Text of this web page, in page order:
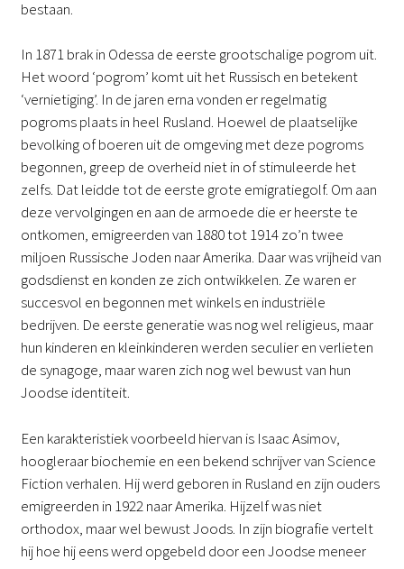
bestaan.
In 1871 brak in Odessa de eerste grootschalige pogrom uit.
Het woord ‘pogrom’ komt uit het Russisch en betekent
‘vernietiging’. In de jaren erna vonden er regelmatig
pogroms plaats in heel Rusland. Hoewel de plaatselijke
bevolking of boeren uit de omgeving met deze pogroms
begonnen, greep de overheid niet in of stimuleerde het
zelfs. Dat leidde tot de eerste grote emigratiegolf. Om aan
deze vervolgingen en aan de armoede die er heerste te
ontkomen, emigreerden van 1880 tot 1914 zo’n twee
miljoen Russische Joden naar Amerika. Daar was vrijheid van
godsdienst en konden ze zich ontwikkelen. Ze waren er
succesvol en begonnen met winkels en industriële
bedrijven. De eerste generatie was nog wel religieus, maar
hun kinderen en kleinkinderen werden seculier en verlieten
de synagoge, maar waren zich nog wel bewust van hun
Joodse identiteit.
Een karakteristiek voorbeeld hiervan is Isaac Asimov,
hoogleraar biochemie en een bekend schrijver van Science
Fiction verhalen. Hij werd geboren in Rusland en zijn ouders
emigreerden in 1922 naar Amerika. Hijzelf was niet
orthodox, maar wel bewust Joods. In zijn biografie vertelt
hij hoe hij eens werd opgebeld door een Joodse meneer